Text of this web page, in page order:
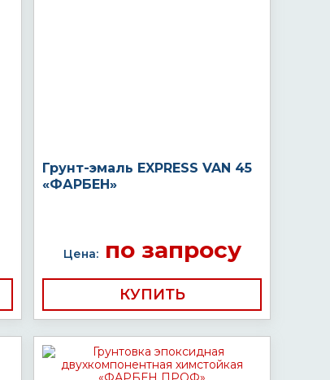
Грунт-эмаль EXPRESS VAN 45
«ФАРБЕН»
Цена:по запросу
КУПИТЬ